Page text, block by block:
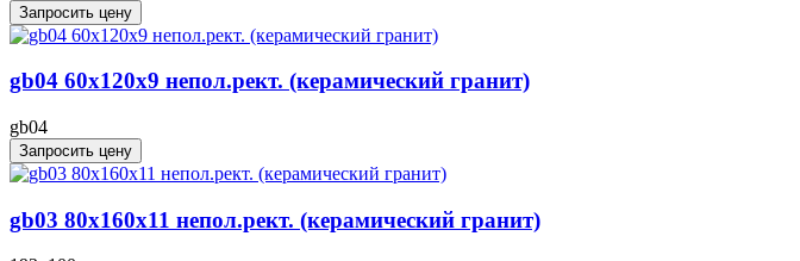
Запросить цену
gb04 60x120x9 непол.рект. (керамический гранит)
gb04
Запросить цену
gb03 80x160x11 непол.рект. (керамический гранит)